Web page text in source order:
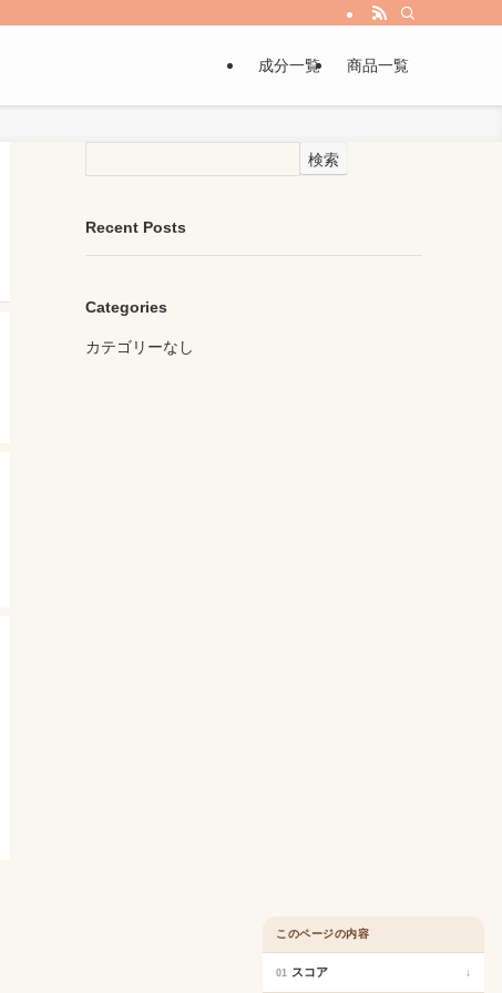
成分一覧 商品一覧
検索
Recent Posts
Categories
カテゴリーなし
このページの内容
01 スコア ↓